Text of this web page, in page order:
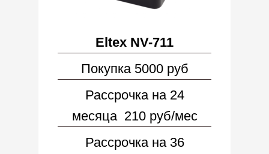
Eltex NV-711
Покупка 5000 руб
Рассрочка на 24
месяца 210 руб/мес
Рассрочка на 36